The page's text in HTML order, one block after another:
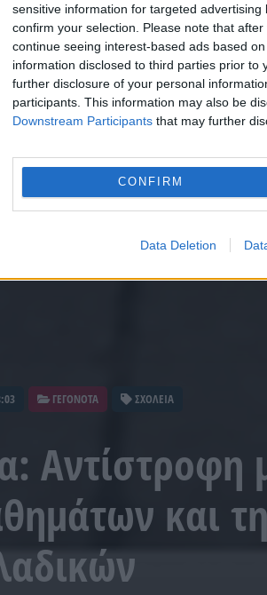
sensitive information for targeted
confirm your selection. Please note that
continue seeing interest-based ads based
information disclosed to third parties prior
further disclosure of your personal
participants. This information may also be
Downstream Participants that may further
CONFIRM
Data Deletion
ΓΕΓΟΝΟΤΑ ΣΧΟΛΕΙΑ
Αντίστροφη
και